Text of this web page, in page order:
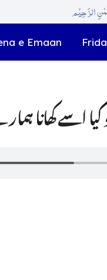
الرَّحِیْم
e Emaan
کیا اسے کھانا